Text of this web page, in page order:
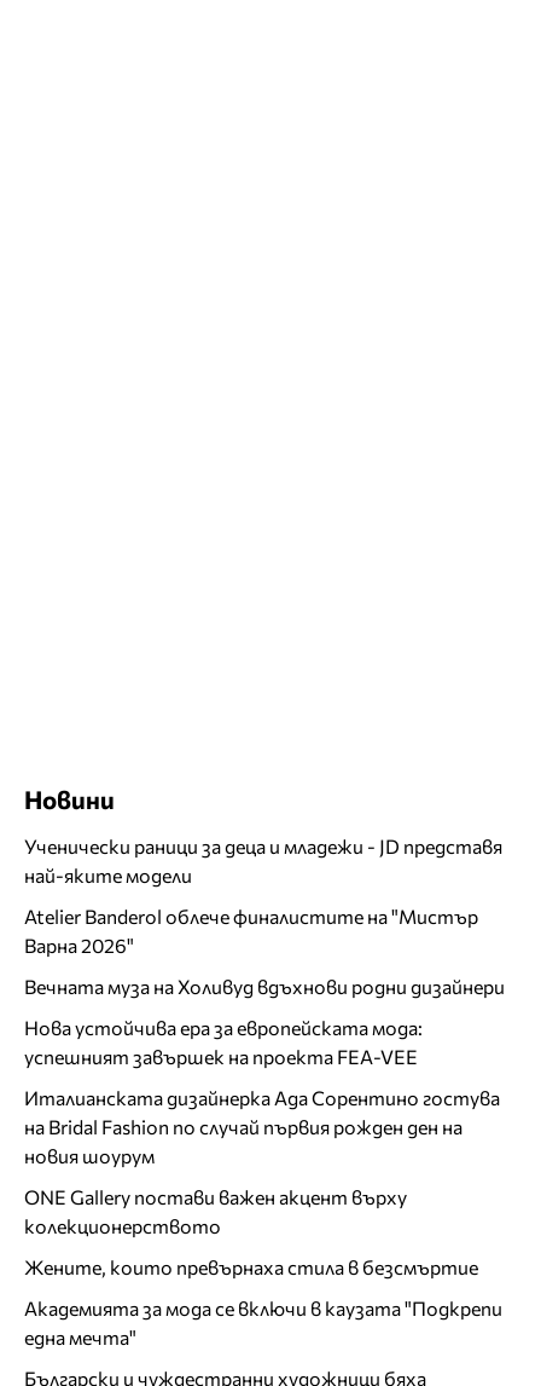
Новини
Ученически раници за деца и младежи - JD представя
най-яките модели
Atelier Banderol облече финалистите на "Мистър
Варна 2026"
Вечната муза на Холивуд вдъхнови родни дизайнери
Нова устойчива ера за европейската мода:
успешният завършек на проекта FEA-VEE
Италианската дизайнерка Ада Сорентино гостува
на Bridal Fashion по случай първия рожден ден на
новия шоурум
ONE Gallery постави важен акцент върху
колекционерството
Жените, които превърнаха стила в безсмъртие
Академията за мода се включи в каузата "Подкрепи
една мечта"
Български и чуждестранни художници бяха